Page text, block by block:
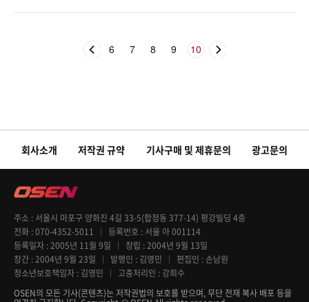
6 7 8 9 10
회사소개 저작권 규약 기사구매 및 제휴문의 광고문의
주소
서울시 마포구 양화진 4길 33-5(합정동 377-14) 평강빌딩 4층
전화 070-4352-5011 등록번호
서울 아 001114
등록일자 2005년 11월 9일 창립 2004년 9월 13일
창간 2004년 9월 23일 발행인 김영민 편집인
손남원
청소년보호책임자 김영민 고충처리인
강희수
OSEN의 모든 기사(콘텐츠)는 저작권법의 보호를 받으며, 무단 전재 복사 배포 등을